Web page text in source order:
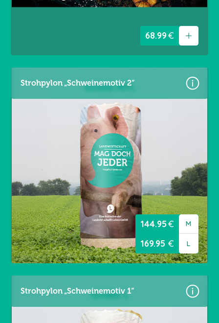
Artikelnummer: LSL-232
68.99€
Strohpylon „Schweinemotiv 2“
Gr. M = 4,60 × 3,60 m
Gr. L = 5,60 × 3,60 m
Material: Premium Frontlit 550 g/m²
Brandschutzklasse B1
Randverstärkt links / rechts
Ösen umlaufend alle 20 cm
144.95€ M
169.95 € L
Strohpylon „Schweinemotiv 1“